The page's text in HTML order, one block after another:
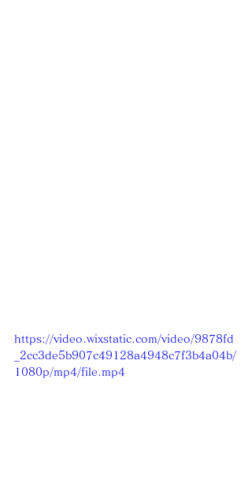
https://video.wixstatic.com/video/9878fd
_2cc3de5b907c49128a4948c7f3b4a04b/
1080p/mp4/file.mp4